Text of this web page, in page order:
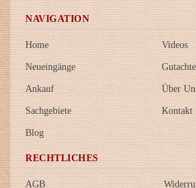
NAVIGATION
Home
Neueingänge
Ankauf
Sachgebiete
Blog
Videos
Über
Kontakt
RECHTLICHES
AGB